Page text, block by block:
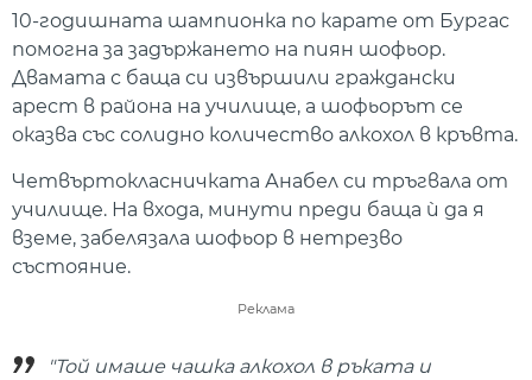
10-годишната шампионка по карате от Бургас
помогна за задържането на пиян шофьор.
Двамата с баща си извършили граждански
арест в района на училище, а шофьорът се
оказва със солидно количество алкохол в кръвта.
Четвъртокласничката Анабел си тръгвала от
училище. На входа, минути преди баща ѝ да я
вземе, забелязала шофьор в нетрезво
състояние.
Реклама
"Той имаше чашка алкохол в ръката и